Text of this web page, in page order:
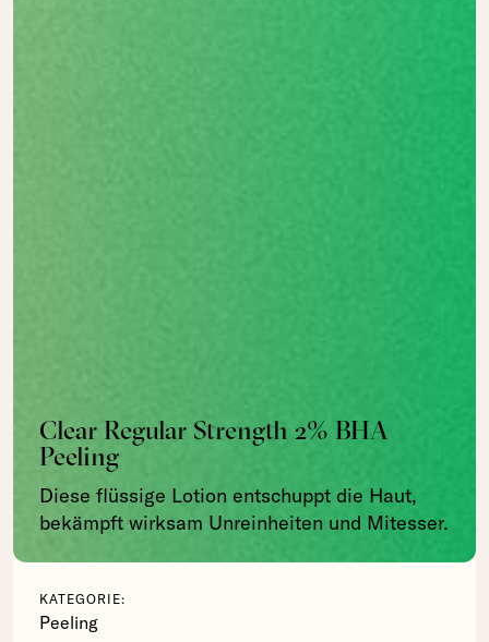
Clear Regular Strength 2% BHA
Peeling
Diese flüssige Lotion entschuppt die Haut,
bekämpft wirksam Unreinheiten und Mitesser.
KATEGORIE:
Peeling